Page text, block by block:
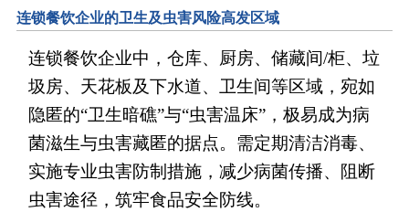
连锁餐饮企业的卫生及虫害风险高发区域
连锁餐饮企业中，仓库、厨房、储藏间/柜、垃
圾房、天花板及下水道、卫生间等区域，宛如
隐匿的“卫生暗礁”与“虫害温床”，极易成为病
菌滋生与虫害藏匿的据点。需定期清洁消毒、
实施专业虫害防制措施，减少病菌传播、阻断
虫害途径，筑牢食品安全防线。